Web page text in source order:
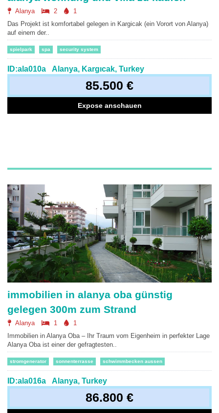
Alanya 2
1
Das Projekt ist komfortabel gelegen in Kargicak (ein Vorort von Alanya)
auf einem der..
spielpark spa security system
ID:ala010a Alanya, Kargıcak, Turkey
85.500 €
Expose anschauen
immobilien in alanya oba günstig
gelegen 300m zum Strand
Alanya 1
1
Immobilien in Alanya Oba – Ihr Traum vom Eigenheim in perfekter Lage
Alanya Oba ist einer der gefragtesten..
stromgenerator sonnenterrasse schwimmbecken aussen
ID:ala016a Alanya, Turkey
86.800 €